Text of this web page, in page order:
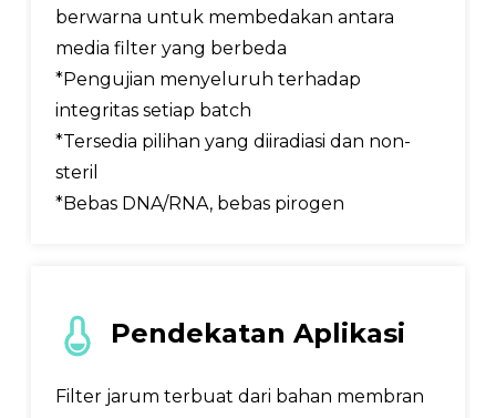
berwarna untuk membedakan antara
media filter yang berbeda
*Pengujian menyeluruh terhadap
integritas setiap batch
*Tersedia pilihan yang diiradiasi dan non-
steril
*Bebas DNA/RNA, bebas pirogen
Pendekatan Aplikasi
Filter jarum terbuat dari bahan membran